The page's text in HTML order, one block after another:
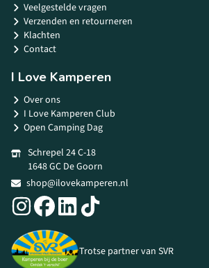
Veelgestelde vragen
Verzenden en retourneren
Klachten
Contact
I Love Kamperen
Over ons
I Love Kamperen Club
Open Camping Dag
Schrepel 24 C-18
1648 GC De Goorn
shop@ilovekamperen.nl
Trotse partner van SVR